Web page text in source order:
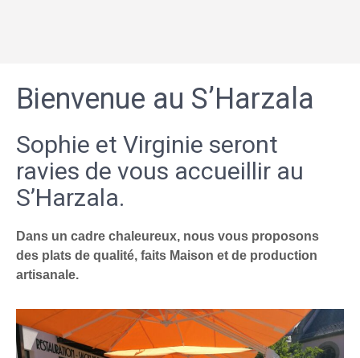
Bienvenue au S’Harzala
Sophie et Virginie seront
ravies de vous accueillir au
S’Harzala.
Dans un cadre chaleureux, nous vous proposons
des plats de qualité, faits Maison et de production
artisanale.